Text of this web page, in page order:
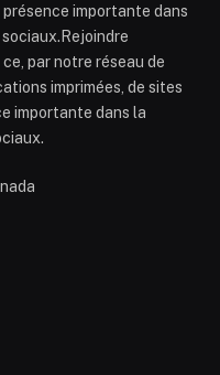
importante dans
par notre réseau de
imprimées, de sites
importante dans la